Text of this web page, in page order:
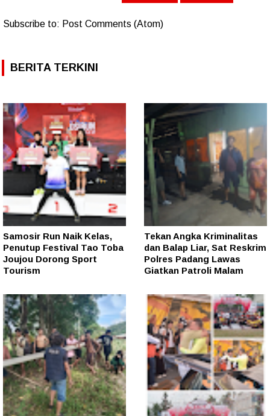
Subscribe to: Post Comments (Atom)
BERITA TERKINI
Samosir Run Naik Kelas,
Penutup Festival Tao Toba
Joujou Dorong Sport
Tourism
Tekan Angka Kriminalitas
dan Balap Liar, Sat Reskrim
Polres Padang Lawas
Giatkan Patroli Malam